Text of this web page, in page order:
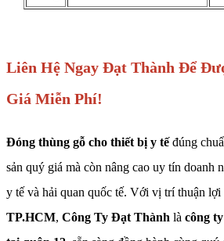
Liên Hệ Ngay Đạt Thành Để
Giá Miễn Phí!
Đóng thùng gỗ cho thiết bị y tếđúng
sản quý giá mà còn nâng cao uy tín doanh
y tế và hải quan quốc tế. Với vị trí thuận lợi
TP.HCM, Công Ty Đạt Thành là công